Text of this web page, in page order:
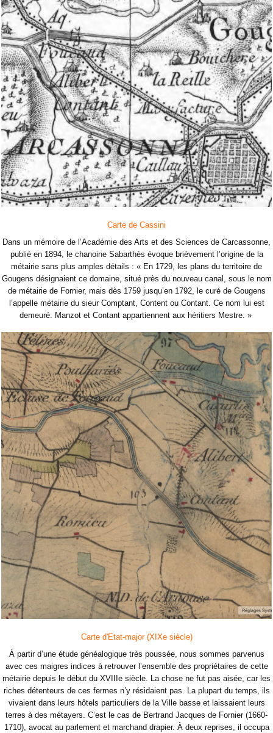
Carte de Cassini
Dans un mémoire de l’Académie des Arts et des Sciences de Carcassonne,
publié en 1894, le chanoine Sabarthès évoque brièvement l’origine de la
métairie sans plus amples détails : « En 1729, les plans du territoire de
Gougens désignaient ce domaine, situé près du nouveau canal, sous le nom
de métairie de Fornier, mais dès 1759 jusqu’en 1792, le curé de Gougens
l’appelle métairie du sieur Comptant, Content ou Contant. Ce nom lui est
demeuré. Manzot et Contant appartiennent aux héritiers Mestre. »
Carte d'Etat-major (XIXe siècle)
À partir d’une étude généalogique très poussée, nous sommes parvenus
avec ces maigres indices à retrouver l’ensemble des propriétaires de cette
métairie depuis le début du XVIIIe siècle. La chose ne fut pas aisée, car les
riches détenteurs de ces fermes n’y résidaient pas. La plupart du temps, ils
vivaient dans leurs hôtels particuliers de la Ville basse et laissaient leurs
terres à des métayers. C’est le cas de Bertrand Jacques de Fornier (1660-
1710), avocat au parlement et marchand drapier. À deux reprises, il occupa